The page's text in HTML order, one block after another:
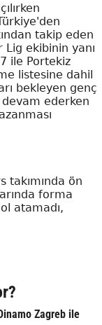
takip eden
Lig ekibinin yanı
ile Portekiz
listesine dahil
bekleyen genç
ederken
takımında ön
forma
atamadı,
Zagreb ile